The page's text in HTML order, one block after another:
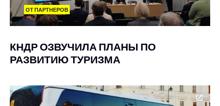
ОТ ПАРТНЕРОВ
КНДР ОЗВУЧИЛА ПЛАНЫ ПО
РАЗВИТИЮ ТУРИЗМА